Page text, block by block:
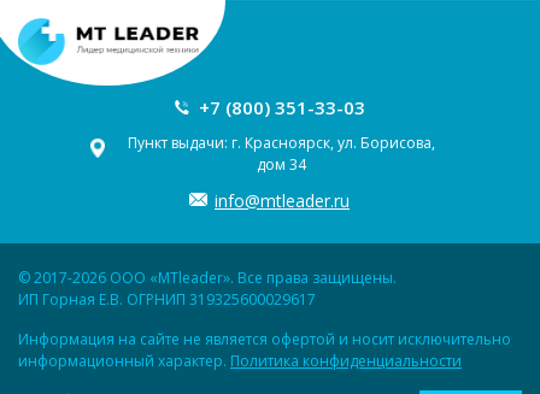
+7 (800) 351-33-03
Пункт выдачи: г. Красноярск, ул. Борисова,
дом 34
info@mtleader.ru
© 2017-2026 ООО «MTleader». Все права защищены.
ИП Горная Е.В. ОГРНИП 319325600029617
Информация на сайте не является офертой и носит исключительно
информационный характер. Политика конфиденциальности